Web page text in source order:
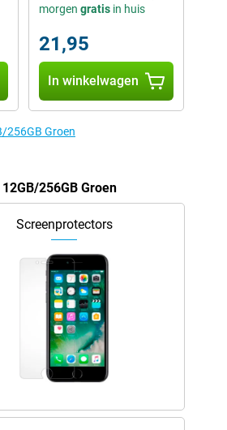
morgen gratisin huis
21,95
In winkelwagen
256GB Groen
256GB Groen
Screenprotectors